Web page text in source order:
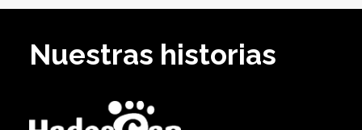
Nuestras historias